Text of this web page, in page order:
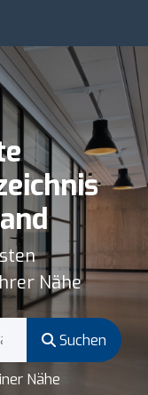
Nähe
Suchen
Nähe